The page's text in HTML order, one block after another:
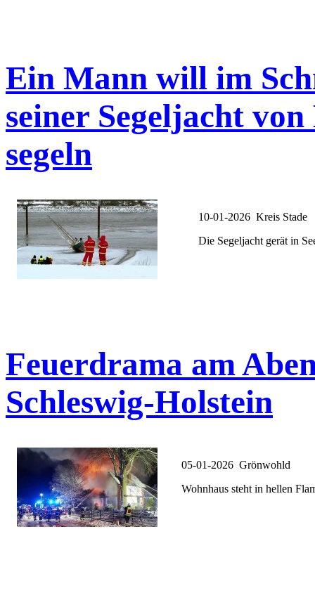
Ein Mann will im
seiner Segeljacht
segeln
10-01-2026 Kreis Stade
Die Segeljacht gerät in
Feuerdrama am
Schleswig-Holstein
05-01-2026 Grönwohld
Wohnhaus steht in hellen